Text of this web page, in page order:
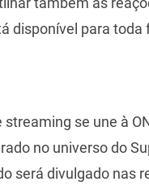
disponível para
se une à
no universo do
será divulgado nas